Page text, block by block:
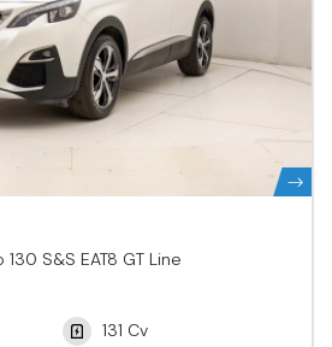
S&S EAT8 GT Line
131 Cv